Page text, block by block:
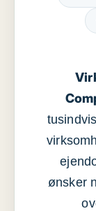
ønsker